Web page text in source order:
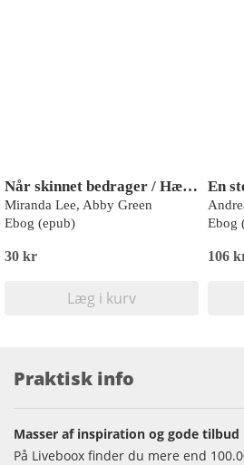
Når skinnet bedrager / Hævnen er sød
Miranda Lee, Abby Green
Ebog (epub)
30 kr
Læg i kurv
En
Ebog
106
Praktisk info
Masser af inspiration og gode tilbud
På Liveboox finder du mere end